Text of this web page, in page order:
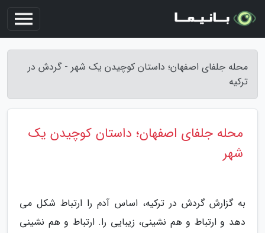
محله جلفای اصفهان؛ داستان کوچیدن یک شهر - گردش در
ترکیه
محله جلفای اصفهان؛ داستان کوچیدن یک
شهر
به گزارش گردش در ترکیه، اساس آدم را ارتباط شکل می
دهد و ارتباط و هم نشینی، زیبایی را. ارتباط و هم نشینی